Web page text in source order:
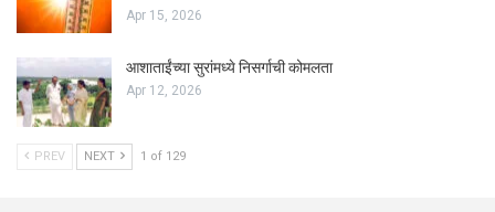
Apr 15, 2026
आशाताईंच्या सुरांमध्ये निसर्गाची कोमलता
Apr 12, 2026
PREV NEXT 1 of 129